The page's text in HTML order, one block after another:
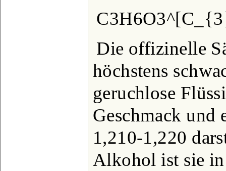
Die offizinelle
höchstens
geruchlose
Geschmack und
1,210-1,220
Alkohol ist sie